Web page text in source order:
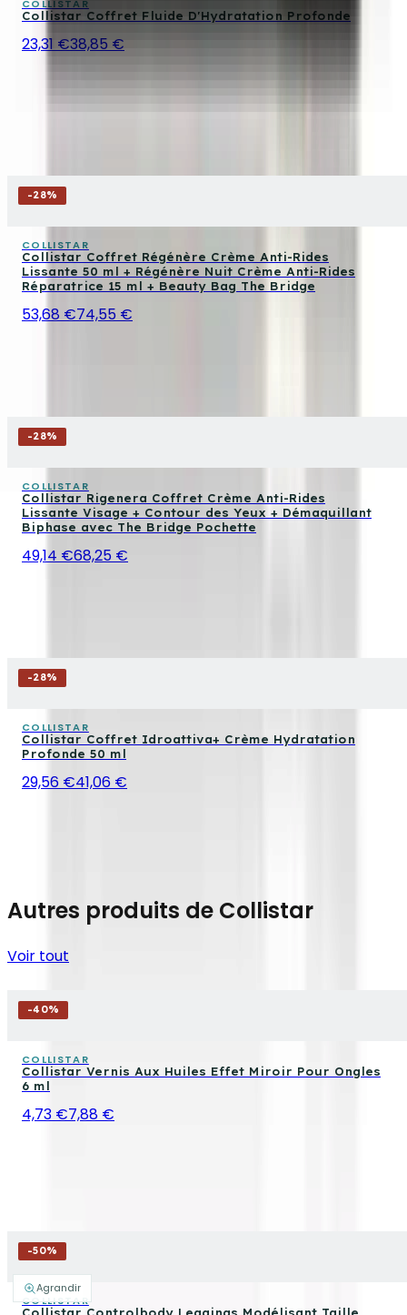
Agrandir
COLLISTAR
Collistar Coffret Fluide D'Hydratation Profonde
23,31 €38,85 €
-28%
COLLISTAR
Collistar Coffret Régénère Crème Anti-Rides
Lissante 50 ml + Régénère Nuit Crème Anti-Rides
Réparatrice 15 ml + Beauty Bag The Bridge
53,68 €74,55 €
-28%
COLLISTAR
Collistar Rigenera Coffret Crème Anti-Rides
Lissante Visage + Contour des Yeux + Démaquillant
Biphase avec The Bridge Pochette
49,14 €68,25 €
-28%
COLLISTAR
Collistar Coffret Idroattiva+ Crème Hydratation
Profonde 50 ml
29,56 €41,06 €
Autres produits de Collistar
Voir tout
-40%
COLLISTAR
Collistar Vernis Aux Huiles Effet Miroir Pour Ongles
6 ml
4,73 €7,88 €
-50%
COLLISTAR
Collistar Controlbody Leggings Modélisant Taille